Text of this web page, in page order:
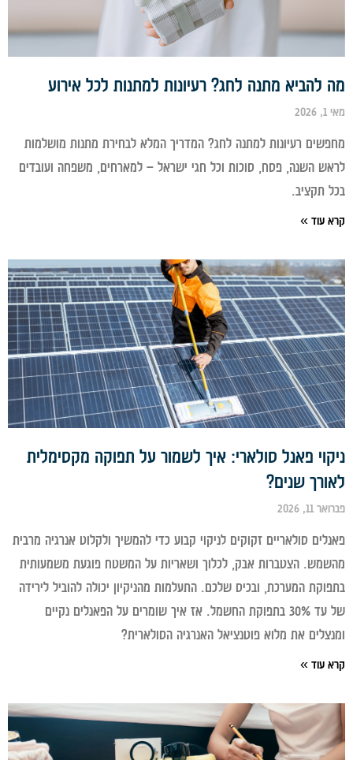
להביא מתנה לחג? רעיונות למתנות לכל אירוע
רעיונות למתנה לחג? המדריך המלא לבחירת מתנות מושלמות
השנה, פסח, סוכות וכל חגי ישראל – למארחים, משפחה ועובדים
תקציב.
עוד »
פאנל סולארי: איך לשמור על תפוקה מקסימלית
שנים?
2026
סולאריים זקוקים לניקוי קבוע כדי להמשיך ולקלוט אנרגיה מרבית
הצטברות אבק, לכלוך ושאריות על המשטח פוגעת משמעותית
המערכת, ובכיס שלכם. התעלמות מהניקיון יכולה להוביל לירידה
של עד 30% בתפוקת החשמל. אז איך שומרים על הפאנלים נקיים
את מלוא פוטנציאל האנרגיה הסולארית?
עוד »